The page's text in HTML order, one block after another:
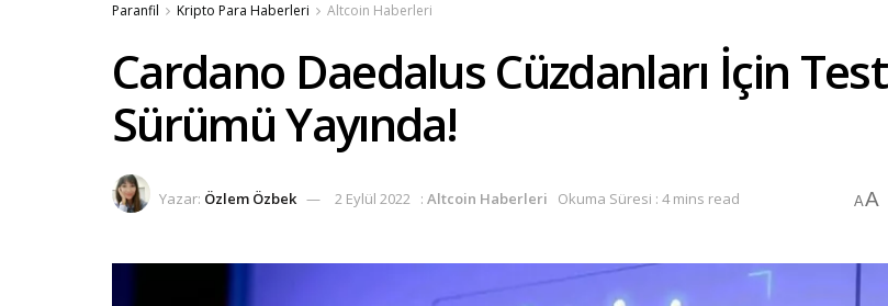
Paranfil Kripto Para Haberleri Altcoin Haberleri
Cardano Daedalus Cüzdanları İçin Test
Sürümü Yayında!
Yazar: Özlem Özbek 2 Eylül 2022 : Altcoin Haberleri Okuma Süresi : 4 mins read AA